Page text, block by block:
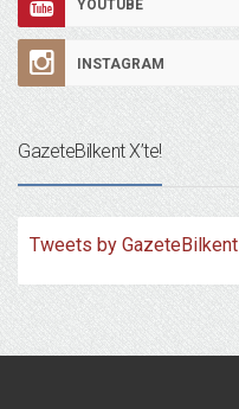
YOUTUBE
INSTAGRAM
GazeteBilkent X’te!
Tweets by GazeteBilkent